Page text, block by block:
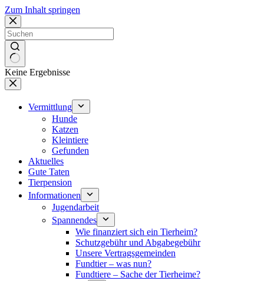
Zum Inhalt springen
Keine Ergebnisse
Vermittlung
Hunde
Katzen
Kleintiere
Gefunden
Aktuelles
Gute Taten
Tierpension
Informationen
Jugendarbeit
Spannendes
Wie finanziert sich ein Tierheim?
Schutzgebühr und Abgabegebühr
Unsere Vertragsgemeinden
Fundtier – was nun?
Fundtiere – Sache der Tierheime?